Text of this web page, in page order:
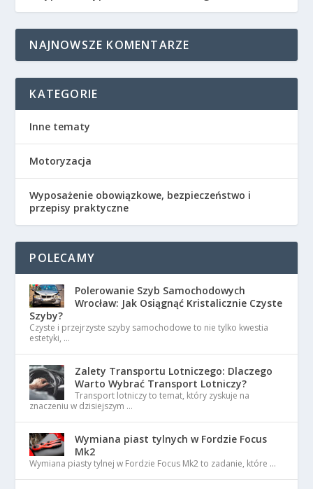
NAJNOWSZE KOMENTARZE
KATEGORIE
Inne tematy
Motoryzacja
Wyposażenie obowiązkowe, bezpieczeństwo i
przepisy praktyczne
POLECAMY
Polerowanie Szyb Samochodowych
Wrocław: Jak Osiągnąć Kristalicznie Czyste
Szyby?
Czyste i przejrzyste szyby samochodowe to nie tylko kwestia
estetyki, …
Zalety Transportu Lotniczego: Dlaczego
Warto Wybrać Transport Lotniczy?
Transport lotniczy to temat, który zyskuje na
znaczeniu w dzisiejszym …
Wymiana piast tylnych w Fordzie Focus
Mk2
Wymiana piasty tylnej w Fordzie Focus Mk2 to zadanie, które …